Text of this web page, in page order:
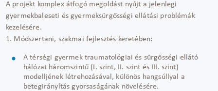
A projekt komplex átfogó megoldást nyújt a jelenlegi
gyermekbaleseti és gyermeksürgősségi ellátási problémák
kezelésére.
1. Módszertani, szakmai fejlesztés keretében:
A térségi gyermek traumatológiai és sürgősségi ellátó
hálózat háromszintű (I. szint, II. szint és III. szint)
modelljének létrehozásával, különös hangsúllyal a
betegirányítás gyorsaságának növelésére.